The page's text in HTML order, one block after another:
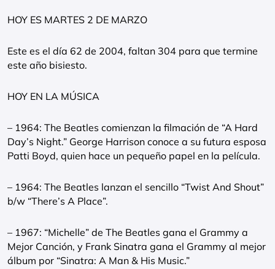
HOY ES MARTES 2 DE MARZO
Este es el día 62 de 2004, faltan 304 para que termine
este año bisiesto.
HOY EN LA MÚSICA
– 1964: The Beatles comienzan la filmación de “A Hard
Day’s Night.” George Harrison conoce a su futura esposa
Patti Boyd, quien hace un pequeño papel en la película.
– 1964: The Beatles lanzan el sencillo “Twist And Shout”
b/w “There’s A Place”.
– 1967: “Michelle” de The Beatles gana el Grammy a
Mejor Canción, y Frank Sinatra gana el Grammy al mejor
álbum por “Sinatra: A Man & His Music.”